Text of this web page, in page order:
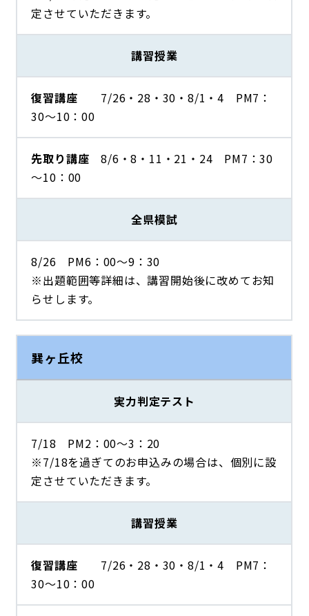
定させていただきます。
講習授業
復習講座 7/26・28・30・8/1・4 PM7：
30～10：00
先取り講座8/6・8・11・21・24 PM7：30
～10：00
全県模試
8/26 PM6：00～9：30
※出題範囲等詳細は、講習開始後に改めてお知
らせします。
巽ヶ丘校
実力判定テスト
7/18 PM2：00～3：20
※7/18を過ぎてのお申込みの場合は、個別に設
定させていただきます。
講習授業
復習講座 7/26・28・30・8/1・4 PM7：
30～10：00